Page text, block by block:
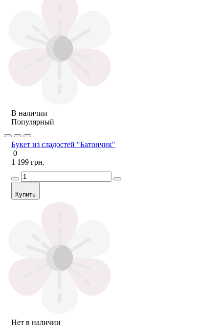
В наличии
Популярный
Букет из сладостей "Батончик"
0
1 199 грн.
Купить
Нет в наличии